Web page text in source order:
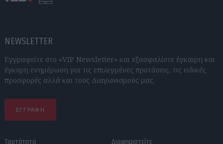
NEWSLETTER
Εγγραφείτε στο «VIP Newsletter» και εξασφαλίστε έγκαιρη και
έγκυρη ενημέρωση για τις επιλεγμένες προτάσεις, τις ειδικές
προσφορές αλλά και τους Διαγωνισμούς μας.
ΕΓΓΡΑΦΗ
Ταυτότητα Διαφημιστείτε